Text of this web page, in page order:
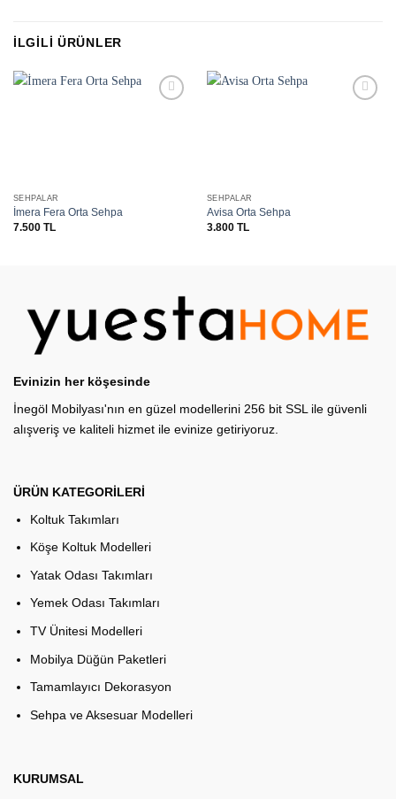
İLGILI ÜRÜNLER
SEHPALAR
İmera Fera Orta Sehpa
7.500 TL
SEHPALAR
Avisa Orta Sehpa
3.800 TL
Evinizin her köşesinde
İnegöl Mobilyası'nın en güzel modellerini 256 bit SSL ile güvenli
alışveriş ve kaliteli hizmet ile evinize getiriyoruz.
ÜRÜN KATEGORİLERİ
Koltuk Takımları
Köşe Koltuk Modelleri
Yatak Odası Takımları
Yemek Odası Takımları
TV Ünitesi Modelleri
Mobilya Düğün Paketleri
Tamamlayıcı Dekorasyon
Sehpa ve Aksesuar Modelleri
KURUMSAL